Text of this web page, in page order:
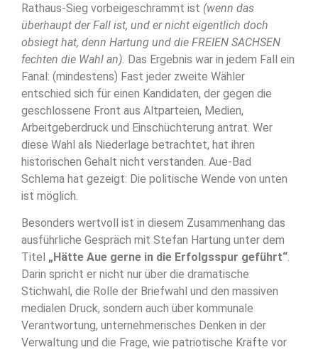
Rathaus-Sieg vorbeigeschrammt ist (wenn das
überhaupt der Fall ist, und er nicht eigentlich doch
obsiegt hat, denn Hartung und die FREIEN SACHSEN
fechten die Wahl an). Das Ergebnis war in jedem Fall ein
Fanal: (mindestens) Fast jeder zweite Wähler
entschied sich für einen Kandidaten, der gegen die
geschlossene Front aus Altparteien, Medien,
Arbeitgeberdruck und Einschüchterung antrat. Wer
diese Wahl als Niederlage betrachtet, hat ihren
historischen Gehalt nicht verstanden. Aue-Bad
Schlema hat gezeigt: Die politische Wende von unten
ist möglich.
Besonders wertvoll ist in diesem Zusammenhang das
ausführliche Gespräch mit Stefan Hartung unter dem
Titel „Hätte Aue gerne in die Erfolgsspur geführt“.
Darin spricht er nicht nur über die dramatische
Stichwahl, die Rolle der Briefwahl und den massiven
medialen Druck, sondern auch über kommunale
Verantwortung, unternehmerisches Denken in der
Verwaltung und die Frage, wie patriotische Kräfte vor